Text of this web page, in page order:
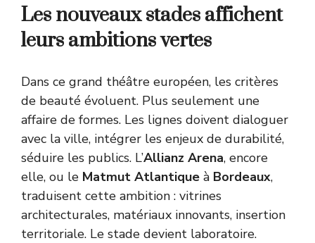
Les nouveaux stades affichent
leurs ambitions vertes
Dans ce grand théâtre européen, les critères
de beauté évoluent. Plus seulement une
affaire de formes. Les lignes doivent dialoguer
avec la ville, intégrer les enjeux de durabilité,
séduire les publics. L’Allianz Arena, encore
elle, ou le Matmut Atlantique à Bordeaux,
traduisent cette ambition : vitrines
architecturales, matériaux innovants, insertion
territoriale. Le stade devient laboratoire.